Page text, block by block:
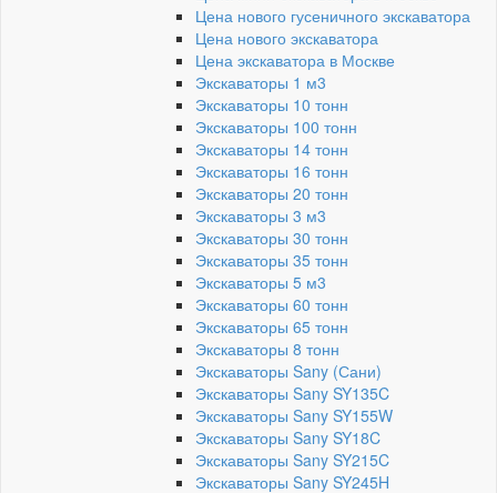
Цена нового гусеничного экскаватора
Цена нового экскаватора
Цена экскаватора в Москве
Экскаваторы 1 м3
Экскаваторы 10 тонн
Экскаваторы 100 тонн
Экскаваторы 14 тонн
Экскаваторы 16 тонн
Экскаваторы 20 тонн
Экскаваторы 3 м3
Экскаваторы 30 тонн
Экскаваторы 35 тонн
Экскаваторы 5 м3
Экскаваторы 60 тонн
Экскаваторы 65 тонн
Экскаваторы 8 тонн
Экскаваторы Sany (Сани)
Экскаваторы Sany SY135C
Экскаваторы Sany SY155W
Экскаваторы Sany SY18C
Экскаваторы Sany SY215C
Экскаваторы Sany SY245H